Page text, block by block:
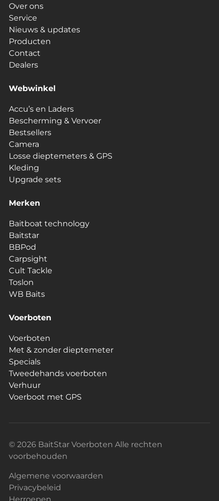
Over ons
Service
Nieuws & updates
Producten
Contact
Dealers
Webwinkel
Accu’s en Laders
Bescherming & Vervoer
Bestsellers
Camera
Losse dieptemeters & GPS
Kleding
Upgrade sets
Merken
Baitboat technology
Baitstar
BBPod
Carpsight
Cult Tackle
Toslon
WB Baits
Voerboten
Voerboten
Met & zonder dieptemeter
Specials
Tweedehands voerboten
Verhuur
Voerboot met GPS
© 2026 BaitStar Voerboten Alle rechten
voorbehouden
Algemene voorwaarden
Privacybeleid